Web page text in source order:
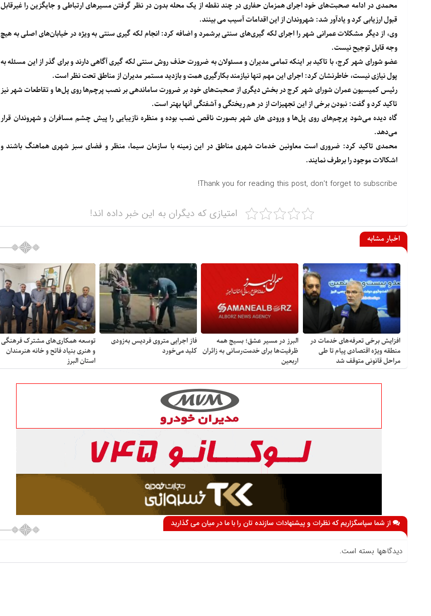
محمدی در ادامه صحبت‌های خود اجرای همزمان حفاری در چند نقطه از یک محله بدون در نظر گرفتن مسیرهای ارتباطی و جایگزین را غیرقابل
قبول ارزیابی کرد و یادآور شد: شهروندان از این اقدامات آسیب می بینند.
وی، از دیگر مشکلات عمرانی شهر را اجرای لکه گیری‌های سنتی برشمرد و اضافه کرد: انجام لکه گیری سنتی به ویژه در خیابان‌های اصلی به هیچ
وجه قابل توجیح نیست.
عضو شورای شهر کرج، با تاکید بر اینکه تمامی مدیران و مسئولان به ضرورت حذف روش سنتی لکه گیری آگاهی دارند و برای گذر از این مسئله به
پول نیازی نیست، خاطرنشان کرد: اجرای این مهم تنها نیازمند بکارگیری همت و بازدید مستمر مدیران از مناطق تحت نظر است.
رئیس کمیسیون عمران شورای شهر کرج در بخش دیگری از صحبت‌های خود بر ضرورت ساماندهی بر نصب پرچم‌ها روی پل‌ها و تقاطعات شهر نیز
تاکید کرد و گفت: نبودن برخی از این تجهیزات از در هم ریختگی و آشفتگی آنها بهتر است.
گاه دیده می‌شود پرچم‌های روی پل‌ها و ورودی های شهر بصورت ناقص نصب بوده و منظره نازیبایی را پیش چشم مسافران و شهروندان قرار‌
می‌دهد.
محمدی تاکید کرد: ضروری است معاونین خدمات شهری مناطق در این زمینه با سازمان سیما، منظر و فضای سبز شهری هماهنگ باشند و
اشکالات موجود را برطرف نمایند.
Thank you for reading this post, don't forget to subscribe!
امتیازی که دیگران به این خبر داده اند!
اخبار مشابه
افزایش برخی تعرفه‌های خدمات در
منطقه ویژه اقتصادی پیام تا طی
مراحل قانونی متوقف شد
البرز در مسیر عشق؛ بسیج همه
ظرفیت‌ها برای خدمت‌رسانی به زائران
اربعین
فاز اجرایی متروی فردیس به‌زودی
کلید می‌خورد
توسعه همکاری‌های مشترک فرهنگی
و هنری بنیاد فاتح و خانه هنرمندان
استان البرز
از شما سپاسگزاریم که نظرات و پیشنهادات سازنده تان را با ما در میان می گذارید
دیدگاهها بسته است.